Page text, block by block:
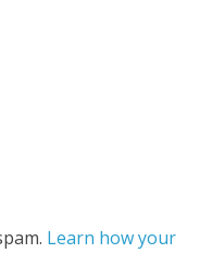
Learn how your